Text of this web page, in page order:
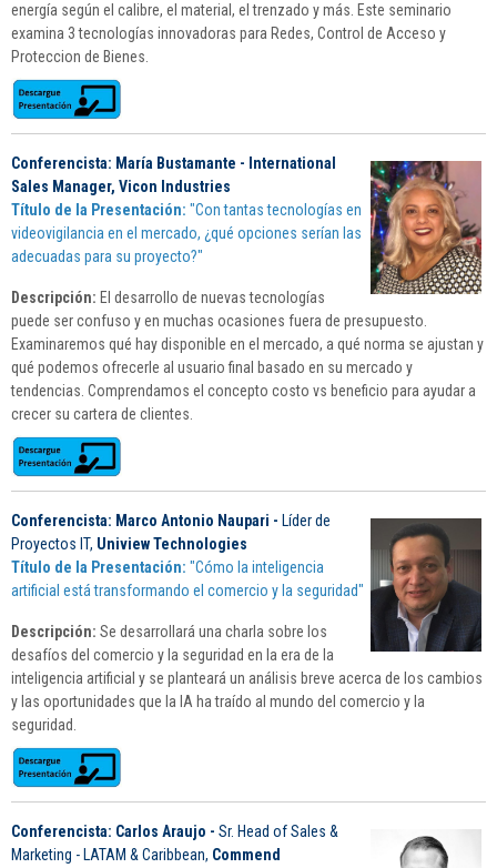
energía según el calibre, el material, el trenzado y más. Este seminario
examina 3 tecnologías innovadoras para Redes, Control de Acceso y
Proteccion de Bienes.
Conferencista: María Bustamante - International
Sales Manager, Vicon Industries
Título de la Presentación: "Con tantas tecnologías en
videovigilancia en el mercado, ¿qué opciones serían las
adecuadas para su proyecto?"
Descripción: El desarrollo de nuevas tecnologías
puede ser confuso y en muchas ocasiones fuera de presupuesto.
Examinaremos qué hay disponible en el mercado, a qué norma se ajustan y
qué podemos ofrecerle al usuario final basado en su mercado y
tendencias. Comprendamos el concepto costo vs beneficio para ayudar a
crecer su cartera de clientes.
Conferencista: Marco Antonio Naupari - Líder de
Proyectos IT, Uniview Technologies
Título de la Presentación: "Cómo la inteligencia
artificial está transformando el comercio y la seguridad"
Descripción: Se desarrollará una charla sobre los
desafíos del comercio y la seguridad en la era de la
inteligencia artificial y se planteará un análisis breve acerca de los cambios
y las oportunidades que la IA ha traído al mundo del comercio y la
seguridad.
Conferencista: Carlos Araujo - Sr. Head of Sales &
Marketing - LATAM & Caribbean, Commend